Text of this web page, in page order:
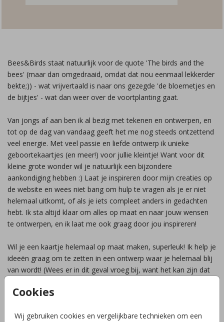
Cookies
Wij gebruiken cookies en vergelijkbare technieken om een
Bees&Birds staat natuurlijk voor de quote 'The birds and the
bees' (maar dan omgedraaid, omdat dat nou eenmaal lekkerder
bekte;)) - wat vrijvertaald is naar ons gezegde 'de bloemetjes en
de bijtjes' - wat dan weer over de voortplanting gaat.
Van jongs af aan ben ik al bezig met tekenen en ontwerpen, en
tot op de dag van vandaag geeft het me nog steeds ontzettend
veel energie. Met veel passie en liefde ontwerp ik unieke
geboortekaartjes (en meer!) voor jullie kleintje! Want voor dit
kleine grote wonder wil je natuurlijk een bijzondere
aankondiging hebben :) Laat je inspireren door mijn creaties op
de website en wees niet bang om hulp te vragen als je er niet
helemaal uitkomt, of als je iets compleet anders in gedachten
hebt. Ik sta altijd klaar om alles op maat en naar jouw wensen
te ontwerpen, en ik laat me ook graag door jou inspireren!
Wil je een kaartje helemaal op maat maken, superleuk! Ik help je
ideeën graag om te zetten in een ontwerp waar je helemaal blij
van wordt! (Wees er in dit geval vroeg bij, want het kan zijn dat
Liefs, Lili